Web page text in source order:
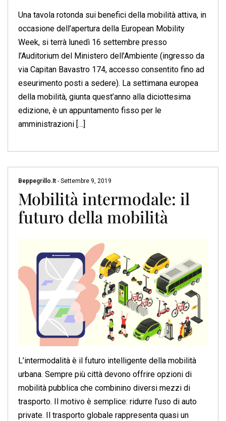
Una tavola rotonda sui benefici della mobilità attiva, in
occasione dell’apertura della European Mobility
Week, si terrà lunedì 16 settembre presso
l’Auditorium del Ministero dell’Ambiente (ingresso da
via Capitan Bavastro 174, accesso consentito fino ad
eseurimento posti a sedere). La settimana europea
della mobilità, giunta quest’anno alla diciottesima
edizione, è un appuntamento fisso per le
amministrazioni […]
Beppegrillo.it - Settembre 9, 2019
Mobilità intermodale: il
futuro della mobilità
L’intermodalità è il futuro intelligente della mobilità
urbana. Sempre più città devono offrire opzioni di
mobilità pubblica che combinino diversi mezzi di
trasporto. Il motivo è semplice: ridurre l’uso di auto
private. Il trasporto globale rappresenta quasi un